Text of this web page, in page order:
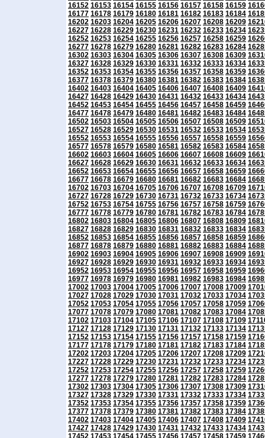
16152 16153 16154 16155 16156 16157 16158 16159
16177 16178 16179 16180 16181 16182 16183 16184
16202 16203 16204 16205 16206 16207 16208 16209
16227 16228 16229 16230 16231 16232 16233 16234
16252 16253 16254 16255 16256 16257 16258 16259
16277 16278 16279 16280 16281 16282 16283 16284
16302 16303 16304 16305 16306 16307 16308 16309
16327 16328 16329 16330 16331 16332 16333 16334
16352 16353 16354 16355 16356 16357 16358 16359
16377 16378 16379 16380 16381 16382 16383 16384
16402 16403 16404 16405 16406 16407 16408 16409
16427 16428 16429 16430 16431 16432 16433 16434
16452 16453 16454 16455 16456 16457 16458 16459
16477 16478 16479 16480 16481 16482 16483 16484
16502 16503 16504 16505 16506 16507 16508 16509
16527 16528 16529 16530 16531 16532 16533 16534
16552 16553 16554 16555 16556 16557 16558 16559
16577 16578 16579 16580 16581 16582 16583 16584
16602 16603 16604 16605 16606 16607 16608 16609
16627 16628 16629 16630 16631 16632 16633 16634
16652 16653 16654 16655 16656 16657 16658 16659
16677 16678 16679 16680 16681 16682 16683 16684
16702 16703 16704 16705 16706 16707 16708 16709
16727 16728 16729 16730 16731 16732 16733 16734
16752 16753 16754 16755 16756 16757 16758 16759
16777 16778 16779 16780 16781 16782 16783 16784
16802 16803 16804 16805 16806 16807 16808 16809
16827 16828 16829 16830 16831 16832 16833 16834
16852 16853 16854 16855 16856 16857 16858 16859
16877 16878 16879 16880 16881 16882 16883 16884
16902 16903 16904 16905 16906 16907 16908 16909
16927 16928 16929 16930 16931 16932 16933 16934
16952 16953 16954 16955 16956 16957 16958 16959
16977 16978 16979 16980 16981 16982 16983 16984
17002 17003 17004 17005 17006 17007 17008 17009
17027 17028 17029 17030 17031 17032 17033 17034
17052 17053 17054 17055 17056 17057 17058 17059
17077 17078 17079 17080 17081 17082 17083 17084
17102 17103 17104 17105 17106 17107 17108 17109
17127 17128 17129 17130 17131 17132 17133 17134
17152 17153 17154 17155 17156 17157 17158 17159
17177 17178 17179 17180 17181 17182 17183 17184
17202 17203 17204 17205 17206 17207 17208 17209
17227 17228 17229 17230 17231 17232 17233 17234
17252 17253 17254 17255 17256 17257 17258 17259
17277 17278 17279 17280 17281 17282 17283 17284
17302 17303 17304 17305 17306 17307 17308 17309
17327 17328 17329 17330 17331 17332 17333 17334
17352 17353 17354 17355 17356 17357 17358 17359
17377 17378 17379 17380 17381 17382 17383 17384
17402 17403 17404 17405 17406 17407 17408 17409
17427 17428 17429 17430 17431 17432 17433 17434
17452 17453 17454 17455 17456 17457 17458 17459